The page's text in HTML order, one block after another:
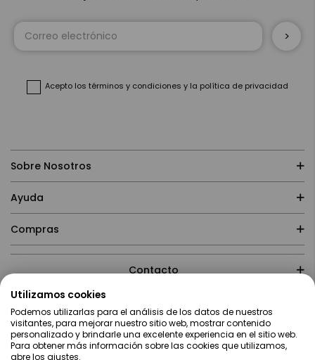
Inscríbase
Acepto los términos y condiciones y la política de privacidad
Sobre Nosotros
Ayuda
Compras
Contacto
Utilizamos cookies
Podemos utilizarlas para el análisis de los datos de nuestros
visitantes, para mejorar nuestro sitio web, mostrar contenido
personalizado y brindarle una excelente experiencia en el sitio web.
Para obtener más información sobre las cookies que utilizamos,
abre los ajustes.